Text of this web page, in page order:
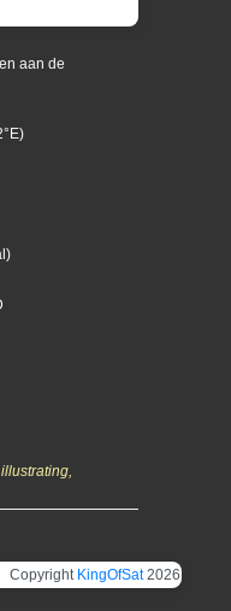
aan de
)
Copyright KingOfSat2026